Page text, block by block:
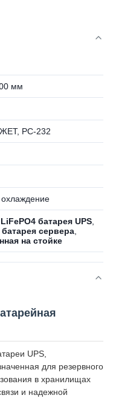
мм
РС-232
батарея UPS
сервера
на стойке
UPS,
для резервного
в хранилищах
и надежной